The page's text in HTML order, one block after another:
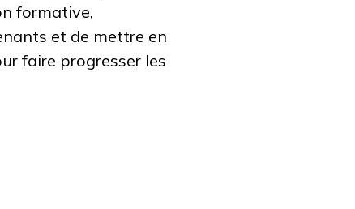
formative,
et de mettre en
faire progresser les